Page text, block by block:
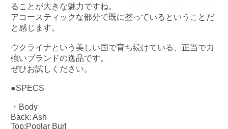
ることが大きな魅力ですね。
アコースティックな部分で既に整っているということだ
と感じます。
ウクライナという美しい国で育ち続けている、正当で力
強いブランドの逸品です。
ぜひお試しください。
●SPECS
・Body
Back: Ash
Top:Poplar Burl